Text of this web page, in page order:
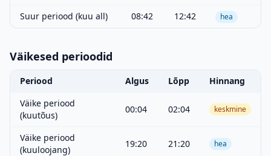
Suur periood (kuu all) 08:42 12:42 hea
Väikesed perioodid
Periood Algus Lõpp
Hinnang
Väike periood
(kuutõus)
00:04 02:04 keskmine
Väike periood
(kuuloojang)
19:20 21:20 hea